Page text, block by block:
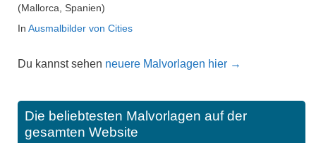
(Mallorca, Spanien)
In Ausmalbilder von Cities
Du kannst sehen neuere Malvorlagen hier →
Die beliebtesten Malvorlagen auf der
gesamten Website